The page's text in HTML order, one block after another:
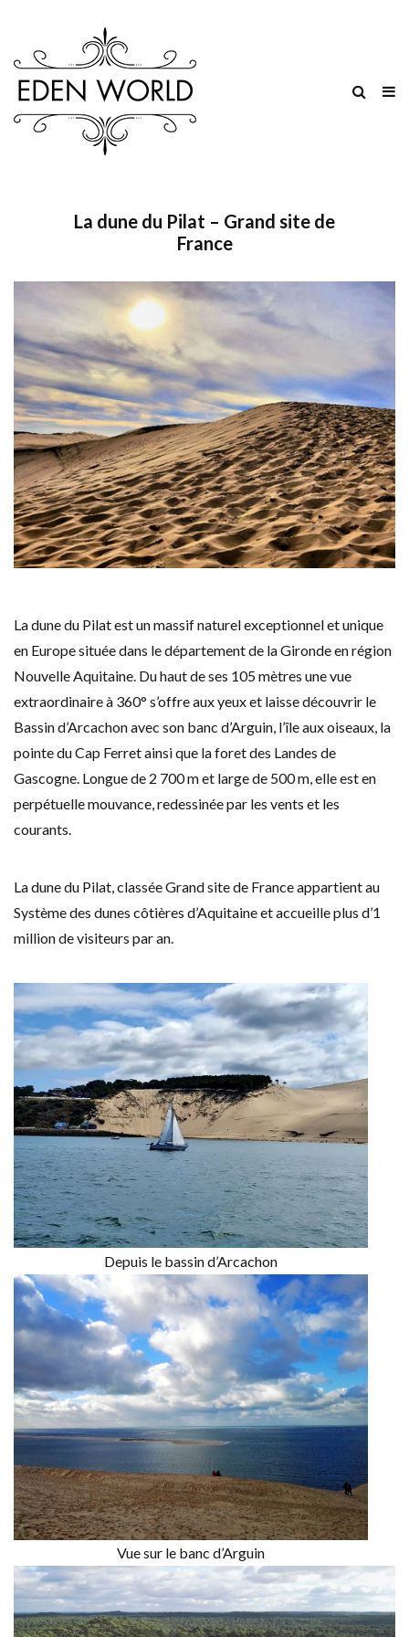
La dune du Pilat – Grand site de
France
La dune du Pilat est un massif naturel exceptionnel et unique
en Europe située dans le département de la Gironde en région
Nouvelle Aquitaine. Du haut de ses 105 mètres une vue
extraordinaire à 360° s’offre aux yeux et laisse découvrir le
Bassin d’Arcachon avec son banc d’Arguin, l’île aux oiseaux, la
pointe du Cap Ferret ainsi que la foret des Landes de
Gascogne. Longue de 2 700 m et large de 500 m, elle est en
perpétuelle mouvance, redessinée par les vents et les
courants.
La dune du Pilat, classée Grand site de France appartient au
Système des dunes côtières d’Aquitaine et accueille plus d’1
million de visiteurs par an.
Depuis le bassin d’Arcachon
Vue sur le banc d’Arguin